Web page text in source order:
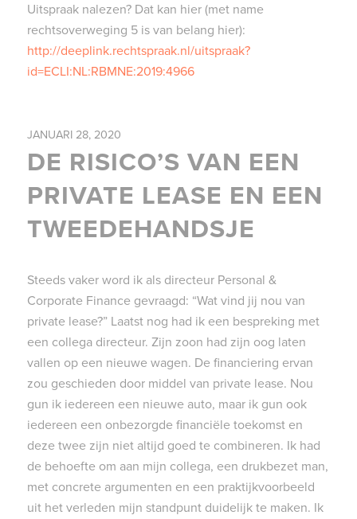
Uitspraak nalezen? Dat kan hier (met name
rechtsoverweging 5 is van belang hier):
http://deeplink.rechtspraak.nl/uitspraak?
id=ECLI:NL:RBMNE:2019:4966
JANUARI 28, 2020
DE RISICO’S VAN EEN
PRIVATE LEASE EN EEN
TWEEDEHANDSJE
Steeds vaker word ik als directeur Personal &
Corporate Finance gevraagd: “Wat vind jij nou van
private lease?” Laatst nog had ik een bespreking met
een collega directeur. Zijn zoon had zijn oog laten
vallen op een nieuwe wagen. De financiering ervan
zou geschieden door middel van private lease. Nou
gun ik iedereen een nieuwe auto, maar ik gun ook
iedereen een onbezorgde financiële toekomst en
deze twee zijn niet altijd goed te combineren. Ik had
de behoefte om aan mijn collega, een drukbezet man,
met concrete argumenten en een praktijkvoorbeeld
uit het verleden mijn standpunt duidelijk te maken. Ik